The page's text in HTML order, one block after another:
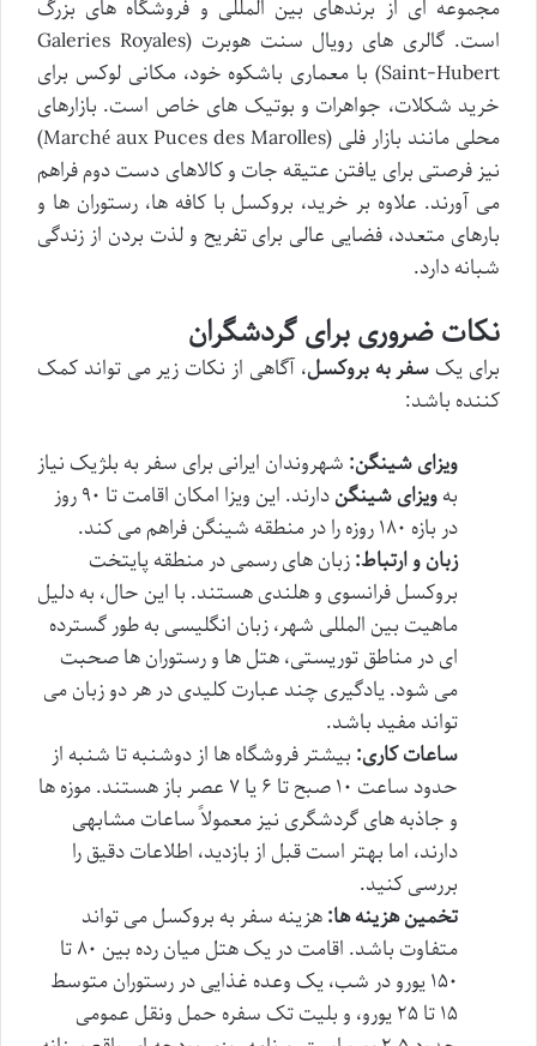
مجموعه ای از برندهای بین المللی و فروشگاه های بزرگ
است. گالری های رویال سنت هوبرت (Galeries Royales
Saint-Hubert) با معماری باشکوه خود، مکانی لوکس برای
خرید شکلات، جواهرات و بوتیک های خاص است. بازارهای
محلی مانند بازار فلی (Marché aux Puces des Marolles)
نیز فرصتی برای یافتن عتیقه جات و کالاهای دست دوم فراهم
می آورند. علاوه بر خرید، بروکسل با کافه ها، رستوران ها و
بارهای متعدد، فضایی عالی برای تفریح و لذت بردن از زندگی
شبانه دارد.
نکات ضروری برای گردشگران
برای یکسفر به بروکسل، آگاهی از نکات زیر می تواند کمک
کننده باشد:
ویزای شینگن: شهروندان ایرانی برای سفر به بلژیک نیاز
بهویزای شینگن
دارند. این ویزا امکان اقامت تا ۹۰ روز
در بازه ۱۸۰ روزه را در منطقه شینگن فراهم می کند.
زبان و ارتباط:زبان های رسمی در منطقه پایتخت
بروکسل فرانسوی و هلندی هستند. با این حال، به دلیل
ماهیت بین المللی شهر، زبان انگلیسی به طور گسترده
ای در مناطق توریستی، هتل ها و رستوران ها صحبت
می شود. یادگیری چند عبارت کلیدی در هر دو زبان می
تواند مفید باشد.
ساعات کاری: بیشتر فروشگاه ها از دوشنبه تا شنبه از
حدود ساعت ۱۰ صبح تا ۶ یا ۷ عصر باز هستند. موزه ها
و جاذبه های گردشگری نیز معمولاً ساعات مشابهی
دارند، اما بهتر است قبل از بازدید، اطلاعات دقیق را
بررسی کنید.
تخمین هزینه ها:هزینه سفر به بروکسل می تواند
متفاوت باشد. اقامت در یک هتل میان رده بین ۸۰ تا
۱۵۰ یورو در شب، یک وعده غذایی در رستوران متوسط
۱۵ تا ۲۵ یورو، و بلیت تک سفره حمل ونقل عمومی